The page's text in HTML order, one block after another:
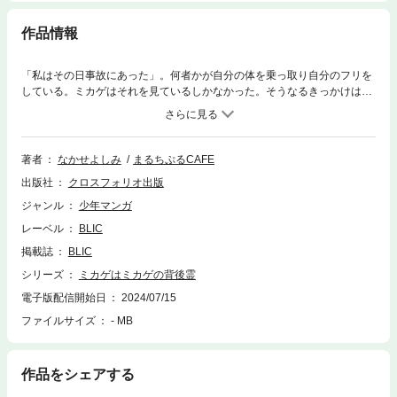
作品情報
「私はその日事故にあった」。何者かが自分の体を乗っ取り自分のフリを
している。ミカゲはそれを見ているしかなかった。そうなるきっかけは数
日の前の交通事故だった。気づいたら自分自身の背後霊だった。享年17歳
のヒロインの「臨死ファンタジー」コメディ読切マンガ。2024年５月開催
のCOMITIA148にて「まるちぷるCAFE」より発行の自主出版誌を電子書
籍化。第25回いっせい配信企画「創作同人2024年7月」参加作品。（全年
子書籍版となります。【36ページ】
著者 なかせよしみ
まるちぷるCAFE
出版社
クロスフォリオ出版
ジャンル
少年マンガ
レーベル
BLIC
掲載誌
BLIC
シリーズ
ミカゲはミカゲの背後霊
電子版配信開始日
2024/07/15
ファイルサイズ
- MB
作品をシェアする